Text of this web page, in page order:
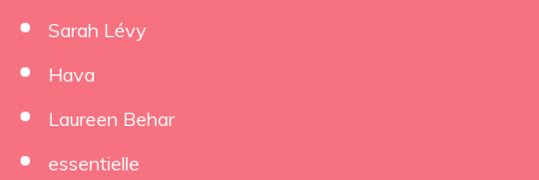
Sarah Lévy
Hava
Laureen Behar
essentielle